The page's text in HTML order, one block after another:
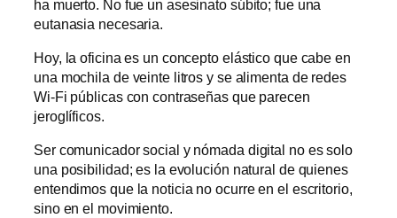
ha muerto. No fue un asesinato súbito; fue una
eutanasia necesaria.
Hoy, la oficina es un concepto elástico que cabe en
una mochila de veinte litros y se alimenta de redes
Wi-Fi públicas con contraseñas que parecen
jeroglíficos.
Ser comunicador social y nómada digital no es solo
una posibilidad; es la evolución natural de quienes
entendimos que la noticia no ocurre en el escritorio,
sino en el movimiento.